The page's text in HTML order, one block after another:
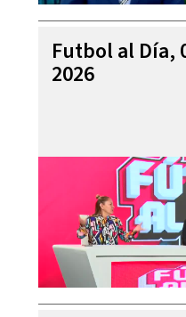
Futbol al Día,
2026